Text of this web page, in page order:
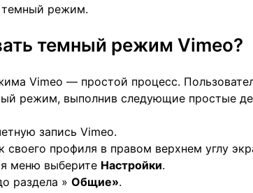
режим.
темный режим Vimeo?
Vimeo — простой процесс.
режим, выполнив следующие простые
запись Vimeo.
своего профиля в правом верхнем углу
меню выберите Настройки.
раздела »Общие».